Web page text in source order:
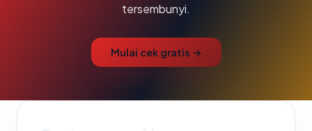
tersembunyi.
Mulai cek gratis →